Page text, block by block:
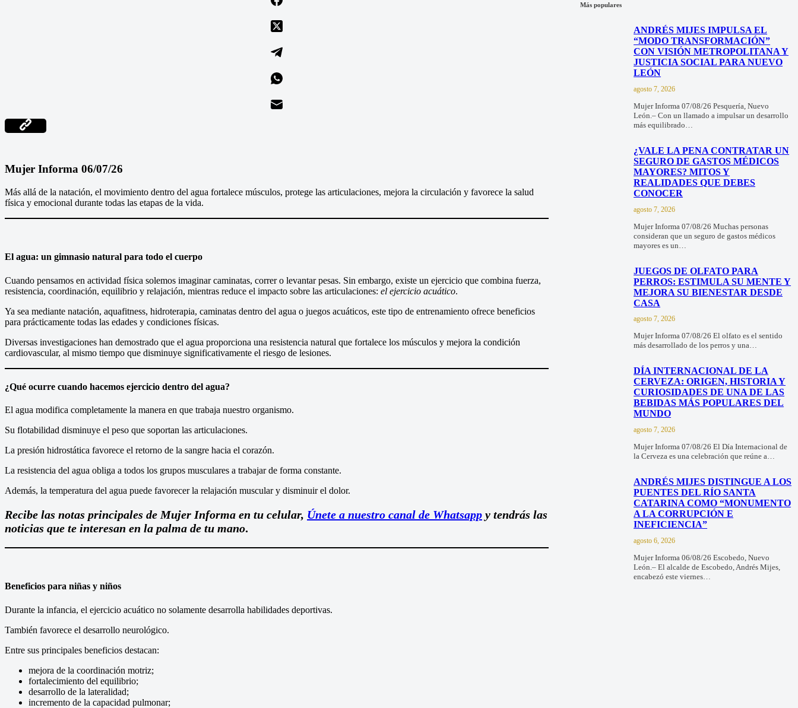
Mujer Informa 06/07/26
Más allá de la natación, el movimiento dentro del agua fortalece músculos, protege las articulaciones, mejora la circulación y favorece la salud
física y emocional durante todas las etapas de la vida.
El agua: un gimnasio natural para todo el cuerpo
Cuando pensamos en actividad física solemos imaginar caminatas, correr o levantar pesas. Sin embargo, existe un ejercicio que combina fuerza,
resistencia, coordinación, equilibrio y relajación, mientras reduce el impacto sobre las articulaciones: el ejercicio acuático.
Ya sea mediante natación, aquafitness, hidroterapia, caminatas dentro del agua o juegos acuáticos, este tipo de entrenamiento ofrece beneficios
para prácticamente todas las edades y condiciones físicas.
Diversas investigaciones han demostrado que el agua proporciona una resistencia natural que fortalece los músculos y mejora la condición
cardiovascular, al mismo tiempo que disminuye significativamente el riesgo de lesiones.
¿Qué ocurre cuando hacemos ejercicio dentro del agua?
El agua modifica completamente la manera en que trabaja nuestro organismo.
Su flotabilidad disminuye el peso que soportan las articulaciones.
La presión hidrostática favorece el retorno de la sangre hacia el corazón.
La resistencia del agua obliga a todos los grupos musculares a trabajar de forma constante.
Además, la temperatura del agua puede favorecer la relajación muscular y disminuir el dolor.
Recibe las notas principales de Mujer Informa en tu celular, Únete a nuestro canal de Whatsapp y tendrás las
noticias que te interesan en la palma de tu mano.
Beneficios para niñas y niños
Durante la infancia, el ejercicio acuático no solamente desarrolla habilidades deportivas.
También favorece el desarrollo neurológico.
Entre sus principales beneficios destacan:
mejora de la coordinación motriz;
fortalecimiento del equilibrio;
desarrollo de la lateralidad;
incremento de la capacidad pulmonar;
Más populares
ANDRÉS MIJES IMPULSA EL
“MODO TRANSFORMACIÓN”
CON VISIÓN METROPOLITANA Y
JUSTICIA SOCIAL PARA NUEVO
LEÓN
agosto 7, 2026
Mujer Informa 07/08/26 Pesquería, Nuevo
León.– Con un llamado a impulsar un desarrollo
más equilibrado…
¿VALE LA PENA CONTRATAR UN
SEGURO DE GASTOS MÉDICOS
MAYORES? MITOS Y
REALIDADES QUE DEBES
CONOCER
agosto 7, 2026
Mujer Informa 07/08/26 Muchas personas
consideran que un seguro de gastos médicos
mayores es un…
JUEGOS DE OLFATO PARA
PERROS: ESTIMULA SU MENTE Y
MEJORA SU BIENESTAR DESDE
CASA
agosto 7, 2026
Mujer Informa 07/08/26 El olfato es el sentido
más desarrollado de los perros y una…
DÍA INTERNACIONAL DE LA
CERVEZA: ORIGEN, HISTORIA Y
CURIOSIDADES DE UNA DE LAS
BEBIDAS MÁS POPULARES DEL
MUNDO
agosto 7, 2026
Mujer Informa 07/08/26 El Día Internacional de
la Cerveza es una celebración que reúne a…
ANDRÉS MIJES DISTINGUE A LOS
PUENTES DEL RÍO SANTA
CATARINA COMO “MONUMENTO
A LA CORRUPCIÓN E
INEFICIENCIA”
agosto 6, 2026
Mujer Informa 06/08/26 Escobedo, Nuevo
León.– El alcalde de Escobedo, Andrés Mijes,
encabezó este viernes…